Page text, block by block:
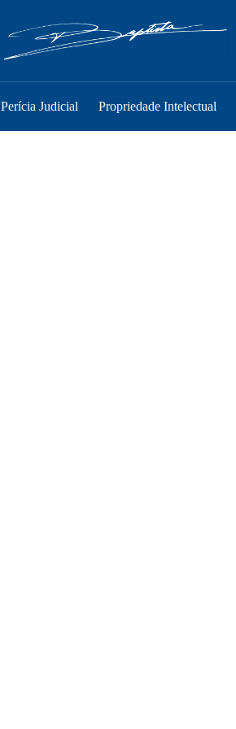
Perícia Judicial Propriedade Intelectual